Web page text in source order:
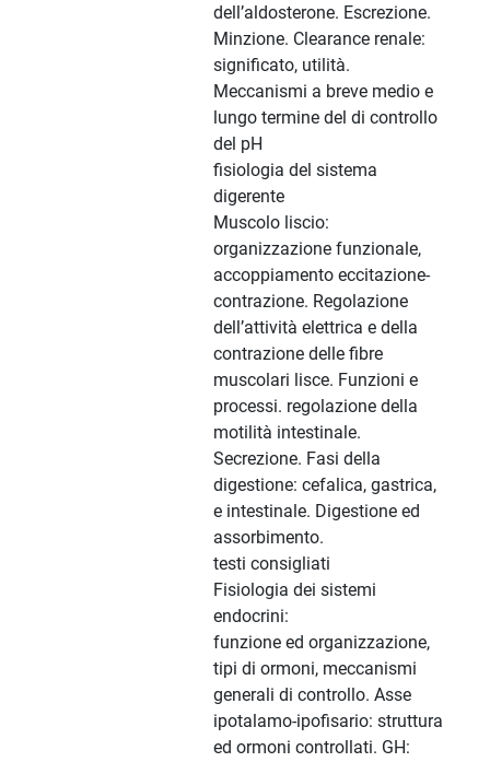
dell’aldosterone. Escrezione.
Minzione. Clearance renale:
significato, utilità.
Meccanismi a breve medio e
lungo termine del di controllo
del pH
fisiologia del sistema
digerente
Muscolo liscio:
organizzazione funzionale,
accoppiamento eccitazione-
contrazione. Regolazione
dell’attività elettrica e della
contrazione delle fibre
muscolari lisce. Funzioni e
processi. regolazione della
motilità intestinale.
Secrezione. Fasi della
digestione: cefalica, gastrica,
e intestinale. Digestione ed
assorbimento.
testi consigliati
Fisiologia dei sistemi
endocrini:
funzione ed organizzazione,
tipi di ormoni, meccanismi
generali di controllo. Asse
ipotalamo-ipofisario: struttura
ed ormoni controllati. GH: